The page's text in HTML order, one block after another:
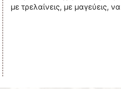
με τρελαίνεις, με μαγεύεις,